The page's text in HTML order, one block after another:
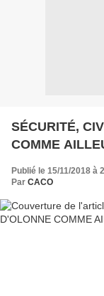
SÉCURITÉ,
COMME
Publié le 15/11/2018 à
Par CACO